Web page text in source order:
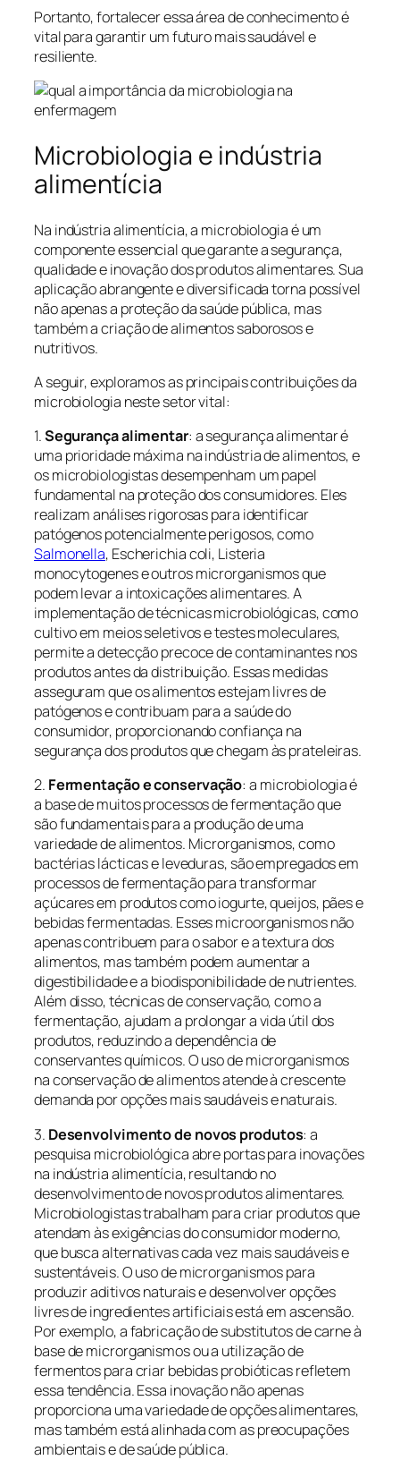
Portanto, fortalecer essa área de conhecimento é
vital para garantir um futuro mais saudável e
resiliente.
Microbiologia e indústria
alimentícia
Na indústria alimentícia, a microbiologia é um
componente essencial que garante a segurança,
qualidade e inovação dos produtos alimentares. Sua
aplicação abrangente e diversificada torna possível
não apenas a proteção da saúde pública, mas
também a criação de alimentos saborosos e
nutritivos.
A seguir, exploramos as principais contribuições da
microbiologia neste setor vital:
1.Segurança alimentar: a segurança alimentar é
uma prioridade máxima na indústria de alimentos, e
os microbiologistas desempenham um papel
fundamental na proteção dos consumidores. Eles
realizam análises rigorosas para identificar
patógenos potencialmente perigosos, como
Salmonella, Escherichia coli, Listeria
monocytogenes e outros microrganismos que
podem levar a intoxicações alimentares. A
implementação de técnicas microbiológicas, como
cultivo em meios seletivos e testes moleculares,
permite a detecção precoce de contaminantes nos
produtos antes da distribuição. Essas medidas
asseguram que os alimentos estejam livres de
patógenos e contribuam para a saúde do
consumidor, proporcionando confiança na
segurança dos produtos que chegam às prateleiras.
2. Fermentação e conservação: a microbiologia é
a base de muitos processos de fermentação que
são fundamentais para a produção de uma
variedade de alimentos. Microrganismos, como
bactérias lácticas e leveduras, são empregados em
processos de fermentação para transformar
açúcares em produtos como iogurte, queijos, pães e
bebidas fermentadas. Esses microorganismos não
apenas contribuem para o sabor e a textura dos
alimentos, mas também podem aumentar a
digestibilidade e a biodisponibilidade de nutrientes.
Além disso, técnicas de conservação, como a
fermentação, ajudam a prolongar a vida útil dos
produtos, reduzindo a dependência de
conservantes químicos. O uso de microrganismos
na conservação de alimentos atende à crescente
demanda por opções mais saudáveis e naturais.
3. Desenvolvimento de novos produtos: a
pesquisa microbiológica abre portas para inovações
na indústria alimentícia, resultando no
desenvolvimento de novos produtos alimentares.
Microbiologistas trabalham para criar produtos que
atendam às exigências do consumidor moderno,
que busca alternativas cada vez mais saudáveis e
sustentáveis. O uso de microrganismos para
produzir aditivos naturais e desenvolver opções
livres de ingredientes artificiais está em ascensão.
Por exemplo, a fabricação de substitutos de carne à
base de microrganismos ou a utilização de
fermentos para criar bebidas probióticas refletem
essa tendência. Essa inovação não apenas
proporciona uma variedade de opções alimentares,
mas também está alinhada com as preocupações
ambientais e de saúde pública.